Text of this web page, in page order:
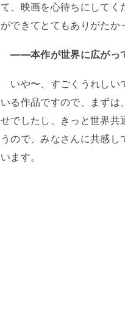
て、映画を心待ちにしてく
ができてとてもありがたか
――本作が世界に広がっ
いや〜、すごくうれしい
いる作品ですので、まず
せでしたし、きっと世界共
うので、みなさんに共感
います。